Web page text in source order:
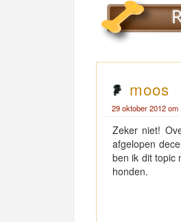
moos
29 oktober 2012 om
Zeker niet!
afgelopen
ben ik dit topic
honden.